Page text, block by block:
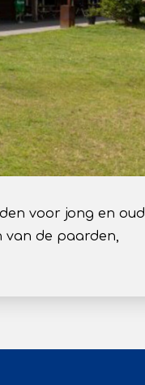
voor jong en oud
van de paarden,